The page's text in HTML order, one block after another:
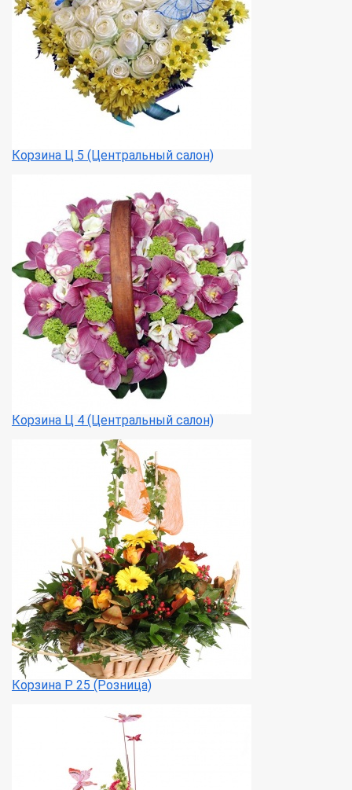
Корзина Ц 5 (Центральный салон)
Корзина Ц 4 (Центральный салон)
Корзина Р 25 (Розница)